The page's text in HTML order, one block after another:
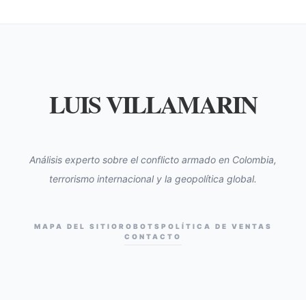
LUIS VILLAMARIN
Análisis experto sobre el conflicto armado en Colombia,
terrorismo internacional y la geopolítica global.
MAPA DEL SITIO ROBOTS POLÍTICA DE VENTAS
CONTACTO